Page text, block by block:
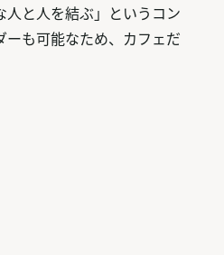
人と人を結ぶ」というコン
ーも可能なため、カフェだ